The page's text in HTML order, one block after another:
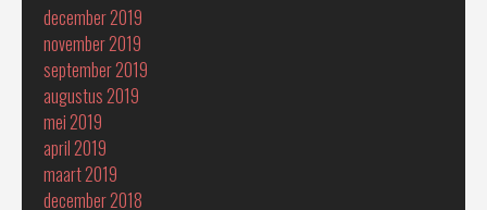
december 2019
november 2019
september 2019
augustus 2019
mei 2019
april 2019
maart 2019
december 2018